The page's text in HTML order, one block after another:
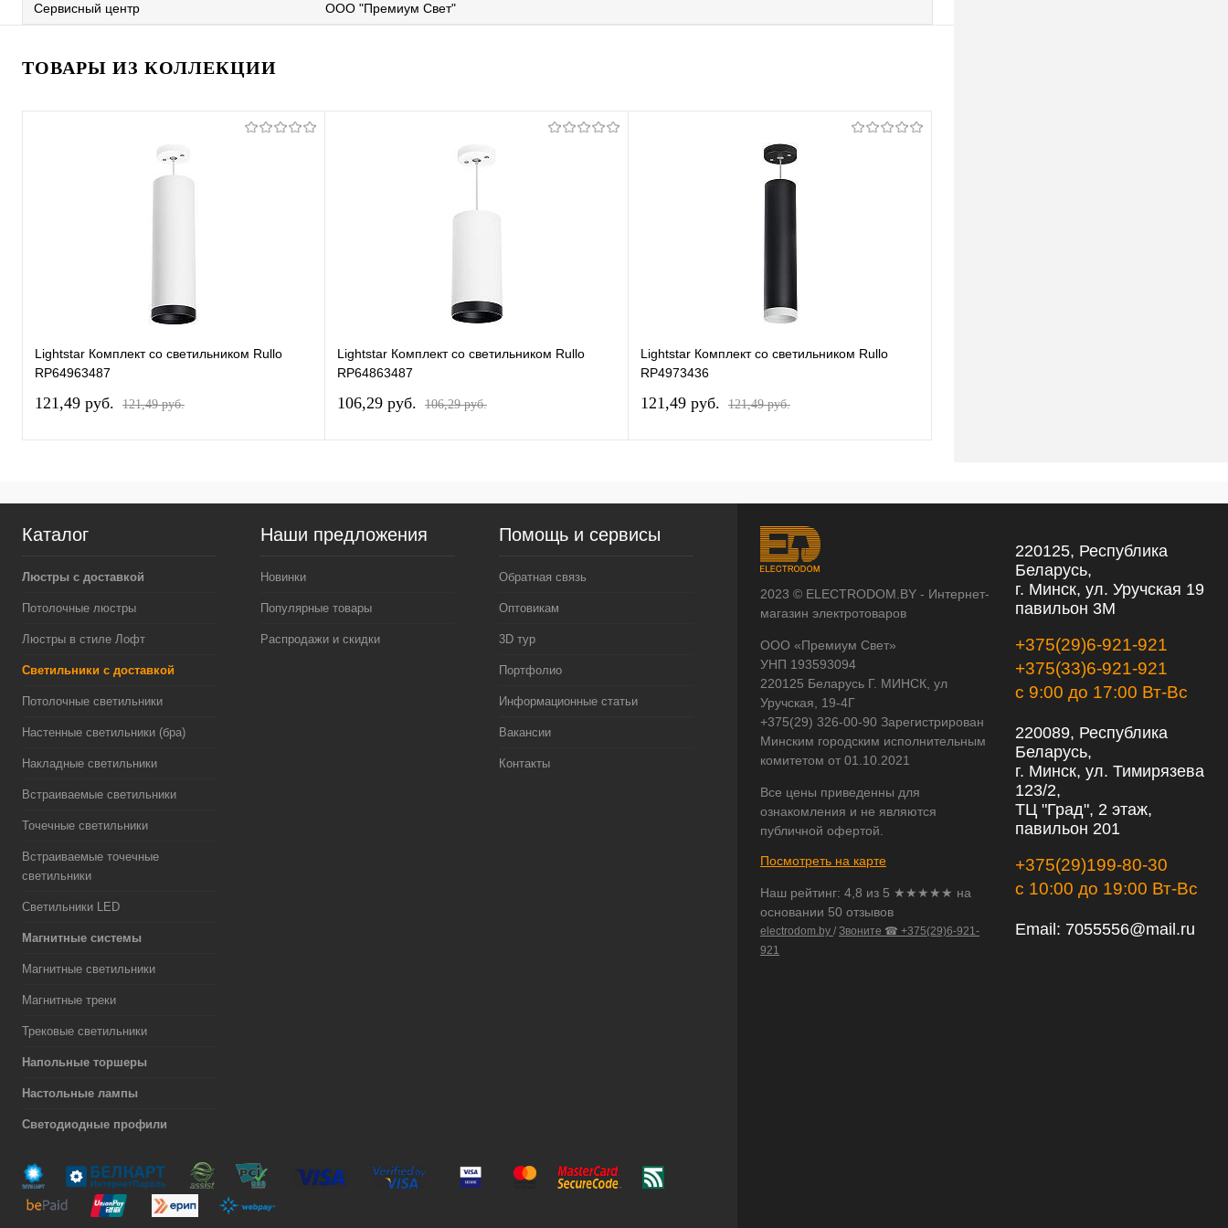
Сервисный центр ООО "Премиум Свет"
ТОВАРЫ ИЗ КОЛЛЕКЦИИ
Lightstar Комплект со светильником Rullo
RP64963487
121,49 pуб. 121,49 pуб.
Lightstar Комплект со светильником Rullo
RP64863487
106,29 pуб. 106,29 pуб.
Lightstar Комплект со светильником Rullo
RP4973436
121,49 pуб. 121,49 pуб.
Каталог
Люстры с доставкой
Потолочные люстры
Люстры в стиле Лофт
Светильники с доставкой
Потолочные светильники
Настенные светильники (бра)
Накладные светильники
Встраиваемые светильники
Точечные светильники
Встраиваемые точечные
светильники
Светильники LED
Магнитные системы
Магнитные светильники
Магнитные треки
Трековые светильники
Напольные торшеры
Настольные лампы
Светодиодные профили
Наши предложения
Новинки
Популярные товары
Распродажи и скидки
Помощь и сервисы
Обратная связь
Оптовикам
3D тур
Портфолио
Информационные статьи
Вакансии
Контакты
2023 © ELECTRODOM.BY - Интернет-
магазин электротоваров
ООО «Премиум Свет»
УНП 193593094
220125 Беларусь Г. МИНСК, ул
Уручская, 19-4Г
+375(29) 326-00-90 Зарегистрирован
Минским городским исполнительным
комитетом от 01.10.2021
Все цены приведенны для
ознакомления и не являются
публичной офертой.
Посмотреть на карте
Наш рейтинг: 4,8 из 5 ★★★★★ на
основании 50 отзывов
electrodom.by / Звоните ☎ +375(29)6-921-
921
220125, Республика
Беларусь,
г. Минск, ул. Уручская 19
павильон 3М
+375(29)6-921-921
+375(33)6-921-921
с 9:00 до 17:00 Вт-Вс
220089, Республика
Беларусь,
г. Минск, ул. Тимирязева
123/2,
ТЦ "Град", 2 этаж,
павильон 201
+375(29)199-80-30
с 10:00 до 19:00 Вт-Вс
Email: 7055556@mail.ru